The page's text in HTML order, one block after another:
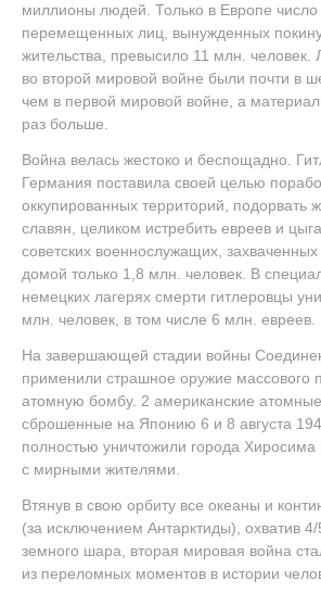
миллионы людей. Только в Европе
перемещенных лиц, вынужденных
жительства, превысило 11 млн. человек.
во второй мировой войне были почти в
чем в первой мировой войне, а
раз больше.
Война велась жестоко и беспощадно.
Германия поставила своей целью
оккупированных территорий, подорвать
славян, целиком истребить евреев и
советских военнослужащих,
домой только 1,8 млн. человек. В
немецких лагерях смерти гитлеровцы
млн. человек, в том числе 6 млн. евреев.
На завершающей стадии войны
применили страшное оружие
атомную бомбу. 2 американские
сброшенные на Японию 6 и 8 августа
полностью уничтожили города Хиросима
с мирными жителями.
Втянув в свою орбиту все океаны и
(за исключением Антарктиды), охватив
земного шара, вторая мировая война
из переломных моментов в истории